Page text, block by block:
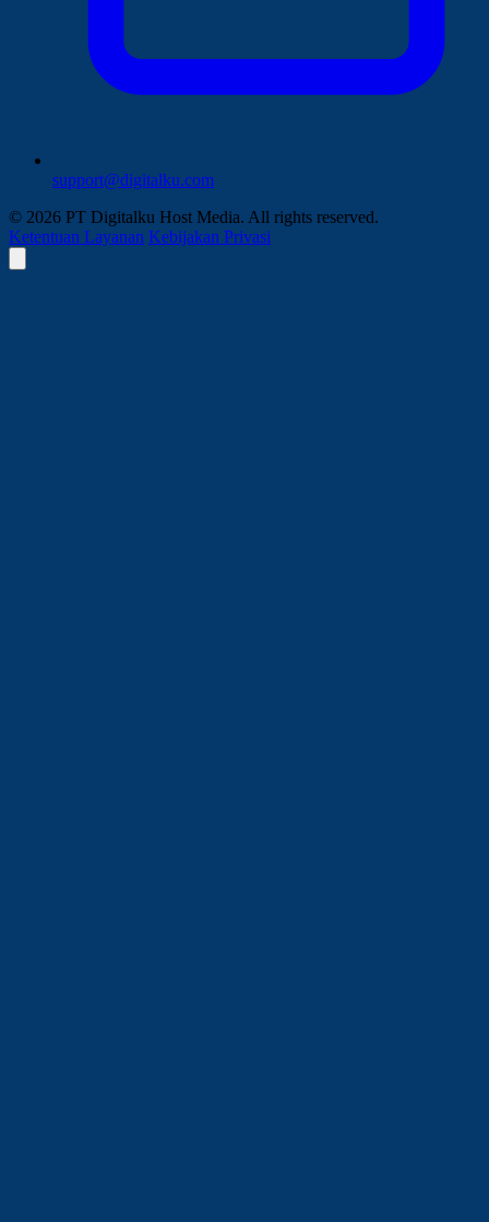
support@digitalku.com
© 2026 PT Digitalku Host Media. All rights reserved.
Ketentuan Layanan Kebijakan Privasi